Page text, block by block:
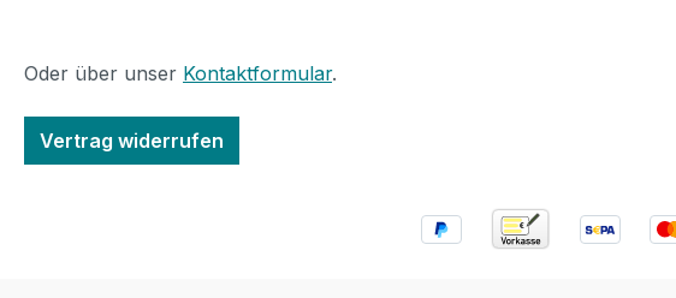
Oder über unser Kontaktformular.
Vertrag widerrufen